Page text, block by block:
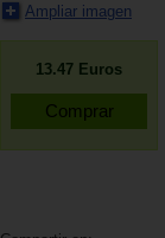
Ampliar imagen
13.47 Euros